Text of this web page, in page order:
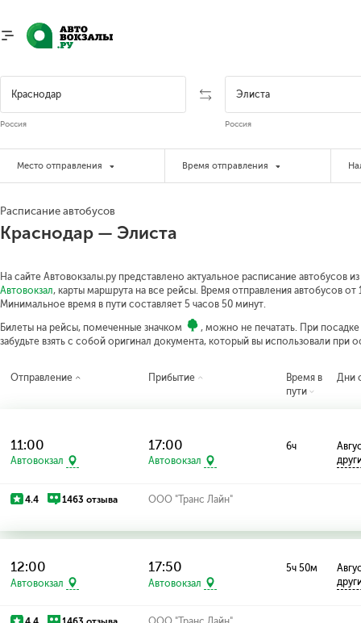
Россия Россия
Место отправления Время отправления
Расписание автобусов
Краснодар — Элиста
На сайте Автовокзалы.ру представлено актуальное расписание автобусов
Автовокзал, карты маршрута на все рейсы. Время отправления автобусов от
Минимальное время в пути составляет 5 часов 50 минут.
Билеты на рейсы, помеченные значком
, можно не печатать. При
забудьте взять с собой оригинал документа, который вы использовали при
Отправление Прибытие
Время в
пути
Дни
11:00
Автовокзал
17:00
Автовокзал
6ч
4.4 1463 отзыва ООО "Транс Лайн"
12:00
Автовокзал
17:50
Автовокзал
5ч 50м